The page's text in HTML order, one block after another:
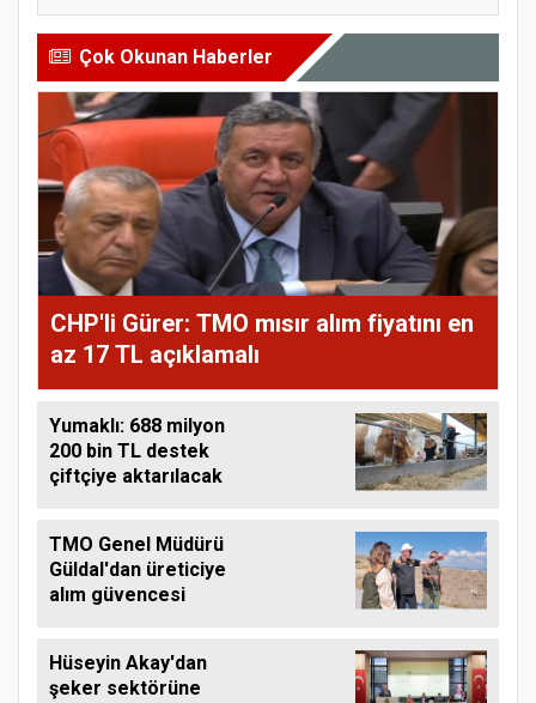
Çok Okunan Haberler
CHP'li Gürer: TMO mısır alım fiyatını en
az 17 TL açıklamalı
Yumaklı: 688 milyon
200 bin TL destek
çiftçiye aktarılacak
TMO Genel Müdürü
Güldal'dan üreticiye
alım güvencesi
Hüseyin Akay'dan
şeker sektörüne